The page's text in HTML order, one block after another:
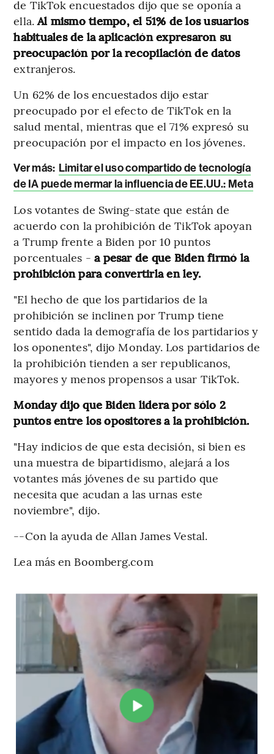
de TikTok encuestados dijo que se oponía a
ella.Al mismo tiempo, el 51% de los usuarios
habituales de la aplicación expresaron su
preocupación por la recopilación de datos
extranjeros.
Un 62% de los encuestados dijo estar
preocupado por el efecto de TikTok en la
salud mental, mientras que el 71% expresó su
preocupación por el impacto en los jóvenes.
Ver más: Limitar el uso compartido de tecnología
de IA puede mermar la influencia de EE.UU.: Meta
Los votantes de Swing-state que están de
acuerdo con la prohibición de TikTok apoyan
a Trump frente a Biden por 10 puntos
porcentuales - a pesar de que Biden firmó la
prohibición para convertirla en ley.
"El hecho de que los partidarios de la
prohibición se inclinen por Trump tiene
sentido dada la demografía de los partidarios y
los oponentes", dijo Monday. Los partidarios de
la prohibición tienden a ser republicanos,
mayores y menos propensos a usar TikTok.
Monday dijo que Biden lidera por sólo 2
puntos entre los opositores a la prohibición.
"Hay indicios de que esta decisión, si bien es
una muestra de bipartidismo, alejará a los
votantes más jóvenes de su partido que
necesita que acudan a las urnas este
noviembre", dijo.
--Con la ayuda de Allan James Vestal.
Lea más en Boomberg.com